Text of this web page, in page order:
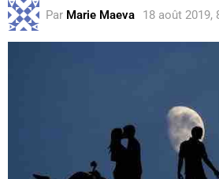
Par Marie Maeva 18 août 2019,